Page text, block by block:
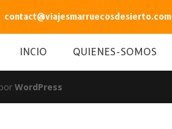
contact@viajesmarruecosdesierto.com
INCIO QUIENES-SOMOS
WordPress